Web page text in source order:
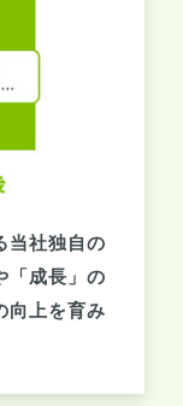
当社独自の
「成長」の
向上を育み